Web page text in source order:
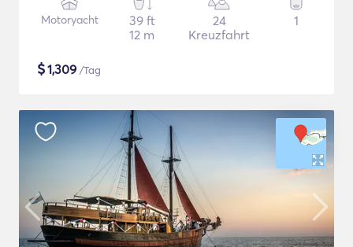
Motoryacht
39 ft
12 m
24
Kreuzfahrt
1
$1,309 /Tag